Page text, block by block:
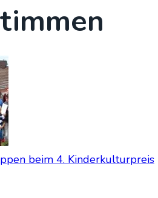
beim 4. Kin­der­kul­tur­preis